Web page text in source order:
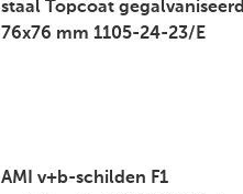
staal Topcoat gegalvaniseerd
76x76 mm 1105-24-23/E
AMI v+b-schilden F1